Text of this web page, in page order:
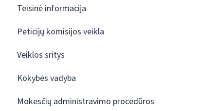
Teisinė informacija
Peticijų komisijos veikla
Veiklos sritys
Kokybės vadyba
Mokesčių administravimo procedūros